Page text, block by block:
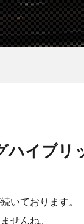
す
がす
する
ハイブリ
いております。
せんね。